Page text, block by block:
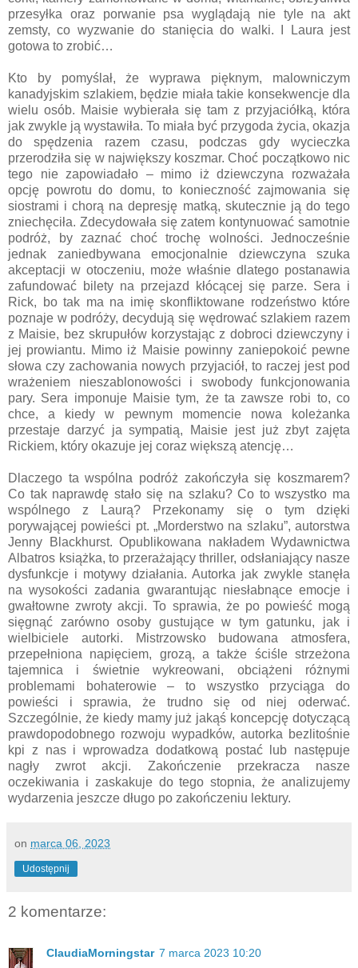
przesyłka oraz porwanie psa wyglądają nie tyle na akt
zemsty, co wyzwanie do stanięcia do walki. I Laura jest
gotowa to zrobić…
Kto by pomyślał, że wyprawa pięknym, malowniczym
kanadyjskim szlakiem, będzie miała takie konsekwencje dla
wielu osób. Maisie wybierała się tam z przyjaciółką, która
jak zwykle ją wystawiła. To miała być przygoda życia, okazja
do spędzenia razem czasu, podczas gdy wycieczka
przerodziła się w największy koszmar. Choć początkowo nic
tego nie zapowiadało – mimo iż dziewczyna rozważała
opcję powrotu do domu, to konieczność zajmowania się
siostrami i chorą na depresję matką, skutecznie ją do tego
zniechęciła. Zdecydowała się zatem kontynuować samotnie
podróż, by zaznać choć trochę wolności. Jednocześnie
jednak zaniedbywana emocjonalnie dziewczyna szuka
akceptacji w otoczeniu, może właśnie dlatego postanawia
zafundować bilety na przejazd kłócącej się parze. Sera i
Rick, bo tak ma na imię skonfliktowane rodzeństwo które
poznaje w podróży, decydują się wędrować szlakiem razem
z Maisie, bez skrupułów korzystając z dobroci dziewczyny i
jej prowiantu. Mimo iż Maisie powinny zaniepokoić pewne
słowa czy zachowania nowych przyjaciół, to raczej jest pod
wrażeniem nieszablonowości i swobody funkcjonowania
pary. Sera imponuje Maisie tym, że ta zawsze robi to, co
chce, a kiedy w pewnym momencie nowa koleżanka
przestaje darzyć ja sympatią, Maisie jest już zbyt zajęta
Rickiem, który okazuje jej coraz większą atencję…
Dlaczego ta wspólna podróż zakończyła się koszmarem?
Co tak naprawdę stało się na szlaku? Co to wszystko ma
wspólnego z Laurą? Przekonamy się o tym dzięki
porywającej powieści pt. „Morderstwo na szlaku”, autorstwa
Jenny Blackhurst. Opublikowana nakładem Wydawnictwa
Albatros książka, to przerażający thriller, odsłaniający nasze
dysfunkcje i motywy działania. Autorka jak zwykle stanęła
na wysokości zadania gwarantując niesłabnące emocje i
gwałtowne zwroty akcji. To sprawia, że po powieść mogą
sięgnąć zarówno osoby gustujące w tym gatunku, jak i
wielbiciele autorki. Mistrzowsko budowana atmosfera,
przepełniona napięciem, grozą, a także ściśle strzeżona
tajemnica i świetnie wykreowani, obciążeni różnymi
problemami bohaterowie – to wszystko przyciąga do
powieści i sprawia, że trudno się od niej oderwać.
Szczególnie, że kiedy mamy już jakąś koncepcję dotyczącą
prawdopodobnego rozwoju wypadków, autorka bezlitośnie
kpi z nas i wprowadza dodatkową postać lub następuje
nagły zwrot akcji. Zakończenie przekracza nasze
oczekiwania i zaskakuje do tego stopnia, że analizujemy
wydarzenia jeszcze długo po zakończeniu lektury.
on marca 06, 2023
Udostępnij
2 komentarze:
ClaudiaMorningstar 7 marca 2023 10:20